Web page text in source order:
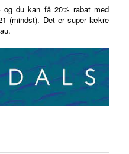
og du kan få 20% rabat med
(mindst). Det er super lækre